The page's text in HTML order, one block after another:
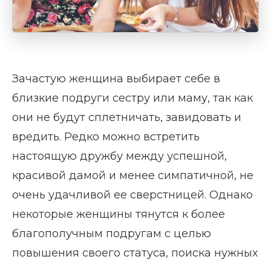
Зачастую женщина выбирает себе в
близкие подруги сестру или маму, так как
они не будут сплетничать, завидовать и
вредить. Редко можно встретить
настоящую дружбу между успешной,
красивой дамой и менее симпатичной, не
очень удачливой ее сверстницей. Однако
некоторые женщины тянутся к более
благополучным подругам с целью
повышения своего статуса, поиска нужных